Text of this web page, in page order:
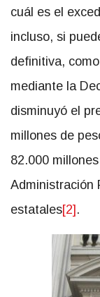
cuál es el
incluso, si
definitiva,
mediante la
disminuyó el
millones de
82.000
Administración
estatales[2] .